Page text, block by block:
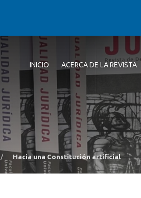
INICIO ACERCA DE LA REVISTA
/ Hacia una Constitución artificial